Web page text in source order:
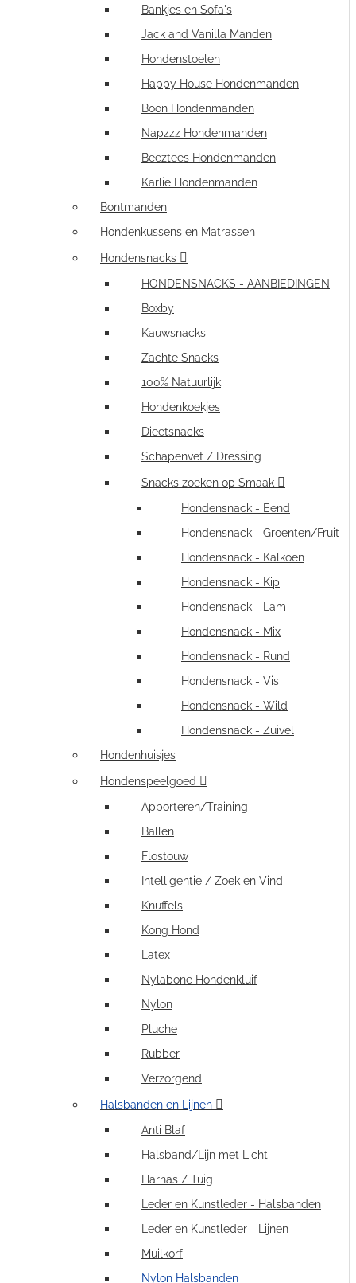
Bankjes en Sofa's
Jack and Vanilla Manden
Hondenstoelen
Happy House Hondenmanden
Boon Hondenmanden
Napzzz Hondenmanden
Beeztees Hondenmanden
Karlie Hondenmanden
Bontmanden
Hondenkussens en Matrassen
Hondensnacks
HONDENSNACKS - AANBIEDINGEN
Boxby
Kauwsnacks
Zachte Snacks
100% Natuurlijk
Hondenkoekjes
Dieetsnacks
Schapenvet / Dressing
Snacks zoeken op Smaak
Hondensnack - Eend
Hondensnack - Groenten/Fruit
Hondensnack - Kalkoen
Hondensnack - Kip
Hondensnack - Lam
Hondensnack - Mix
Hondensnack - Rund
Hondensnack - Vis
Hondensnack - Wild
Hondensnack - Zuivel
Hondenhuisjes
Hondenspeelgoed
Apporteren/Training
Ballen
Flostouw
Intelligentie / Zoek en Vind
Knuffels
Kong Hond
Latex
Nylabone Hondenkluif
Nylon
Pluche
Rubber
Verzorgend
Halsbanden en Lijnen
Anti Blaf
Halsband/Lijn met Licht
Harnas / Tuig
Leder en Kunstleder - Halsbanden
Leder en Kunstleder - Lijnen
Muilkorf
Nylon Halsbanden